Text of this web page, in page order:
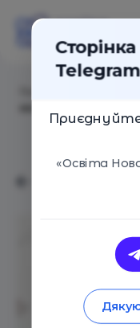
Telegram
«Освіта